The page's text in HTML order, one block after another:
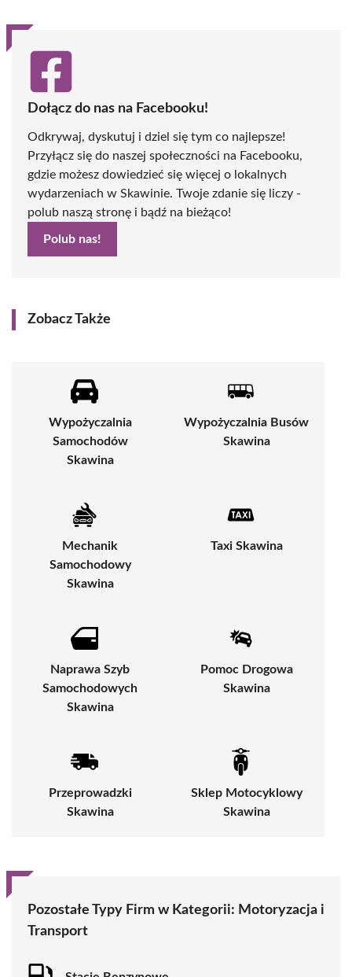
Dołącz do nas na Facebooku!
Odkrywaj, dyskutuj i dziel się tym co najlepsze!
Przyłącz się do naszej społeczności na Facebooku,
gdzie możesz dowiedzieć się więcej o lokalnych
wydarzeniach w Skawinie. Twoje zdanie się liczy -
polub naszą stronę i bądź na bieżąco!
Polub nas!
Zobacz Także
Wypożyczalnia
Samochodów
Skawina
Wypożyczalnia Busów
Skawina
Mechanik
Samochodowy
Skawina
Taxi Skawina
Naprawa Szyb
Samochodowych
Skawina
Pomoc Drogowa
Skawina
Przeprowadzki
Skawina
Sklep Motocyklowy
Skawina
Pozostałe Typy Firm w Kategorii: Motoryzacja i
Transport